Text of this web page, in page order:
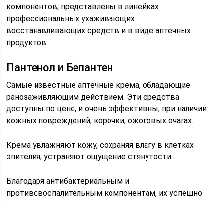
компонентов, представлены в линейках
профессиональных ухаживающих
восстанавливающих средств и в виде аптечных
продуктов.
Пантенол и Бепантен
Самые известные аптечные крема, обладающие
ранозаживляющим действием. Эти средства
доступны по цене, и очень эффективны, при наличии
кожных повреждений, корочки, ожоговых очагах.
Крема увлажняют кожу, сохраняя влагу в клетках
эпителия, устраняют ощущение стянутости.
Благодаря антибактериальным и
противовоспалительным компонентам, их успешно